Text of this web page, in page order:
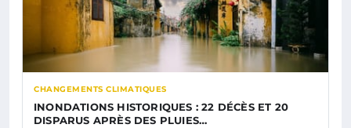
CHANGEMENTS CLIMATIQUES
INONDATIONS HISTORIQUES : 22 DÉCÈS ET 20
DISPARUS APRÈS DES PLUIES…